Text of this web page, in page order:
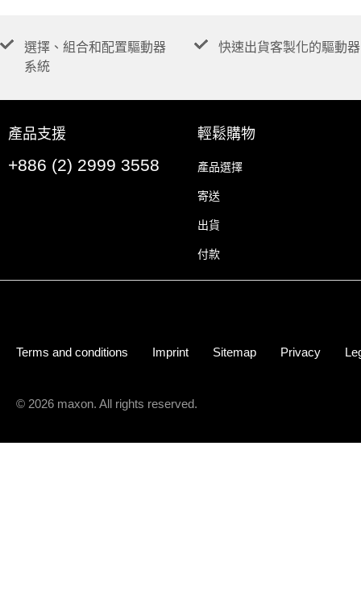
選擇、組合和配置驅動器
系統
快速出貨客製化的驅動器
產品支援
+886 (2) 2999 3558
輕鬆購物
產品選擇
寄送
出貨
付款
Terms and conditions Imprint Sitemap Privacy
© 2026 maxon. All rights reserved.